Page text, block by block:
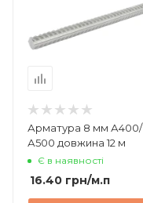
Арматура 8 мм А400/
А500 довжина 12 м
Є в наявності
16.40 грн/м.п